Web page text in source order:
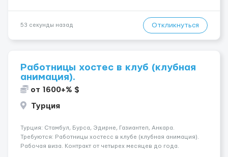
53 секунды назад Откликнуться
Работницы хостес в клуб (клубная
анимация).
от 1600+% $
Турция
Турция: Стамбул, Бурса, Эдирне, Газиантеп, Анкара.
Требуются: Работницы хостесc в клубе (клубная анимация).
Рабочая виза. Контракт от четырех месяцев до года.